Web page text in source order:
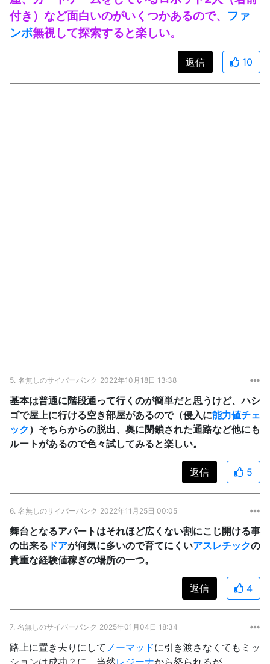
付き）など面白いのがいくつかあるので、 ファ
ンボ無視して探索すると楽しい。
返信 10
5. 名無しのサイバーパンク 2022年10月18日 13:38
基本は普通に階段通って行くのが簡単だと思うけど、ハシ
ゴで屋上に行ける空き部屋があるので（侵入に能力値チェ
ック ）そちらからの脱出、奥に閉鎖された通路など他にも
ルートがあるので色々試してみると楽しい。
返信 5
6. 名無しのサイバーパンク 2022年11月25日 00:05
舞台となるアパートはそれほど広くない割にこじ開ける事
の出来る ドアが何気に多いので育てにくいアスレチックの
貴重な経験値稼ぎの場所の一つ。
返信 4
7. 名無しのサイバーパンク 2025年01月04日 18:34
路上に置き去りにして ノーマッドに引き渡さなくてもミッ
ションは成功？に。当然レジーナから怒られるが…